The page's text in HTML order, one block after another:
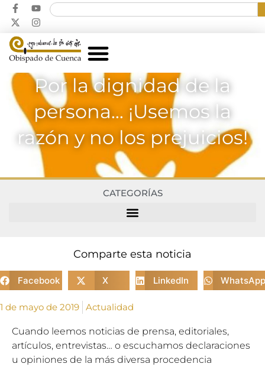
Por la dignidad de la
persona… ¡Usemos la
razón y no los prejuicios!
CATEGORÍAS
Comparte esta noticia
Facebook X LinkedIn WhatsApp
1 de mayo de 2019 Actualidad
Cuando leemos noticias de prensa, editoriales,
artículos, entrevistas… o escuchamos declaraciones
u opiniones de la más diversa procedencia